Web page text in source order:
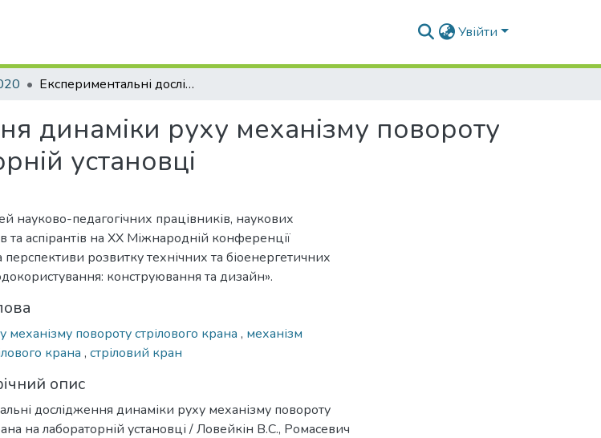
Увійти
Експериментальні дослідження динаміки руху механізму повороту стрілового крана на лабораторній установці
динаміки руху механізму повороту
установці
науково-педагогічних працівників, наукових
та аспірантів на XX Міжнародній конференції
розвитку технічних та біоенергетичних
конструювання та дизайн».
механізму повороту стрілового крана , механізм
крана , стріловий кран
опис
дослідження динаміки руху механізму повороту
на лабораторній установці / Ловейкін В.С., Ромасевич